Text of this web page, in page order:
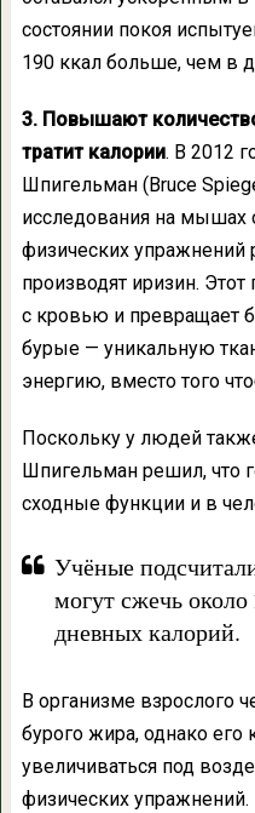
состоянии покоя
190 ккал больше, чем в
3. Повышают
тратит калории. В 2012
Шпигельман (Bruce
исследования на мышах
физических
производят иризин.
с кровью и превращает
бурые — уникальную
энергию, вместо того
Поскольку у людей
Шпигельман решил, что
сходные функции и в
Учёные
могут сжечь
дневных калорий.
В организме взрослого
бурого жира, однако его
увеличиваться под
физических упражнений.